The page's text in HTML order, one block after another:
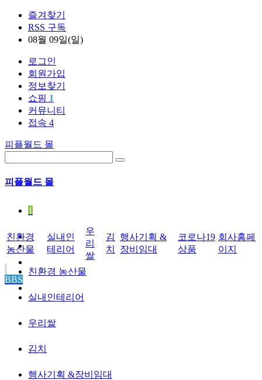
즐겨찾기
RSS 구독
08월 09일(일)
로그인
회원가입
정보찾기
쇼핑 1
커뮤니티
접속 4
피플월드 몰
피플월드 몰
1
친환경 농산물
실내인테리어
우리쌀
김치
행사기획 &장비임대
친환경
농산물
실내인
테리어
우
리
쌀
김
치
행사기획 &
장비임대
코로나19
상품
회사홈페
이지
BBS